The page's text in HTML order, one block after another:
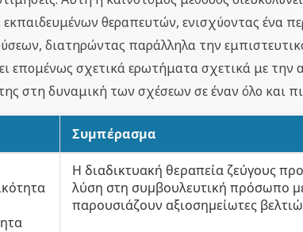
θεραπευτών, ενισχύοντας ένα
διατηρώντας παράλληλα την
επομένως σχετικά ερωτήματα σχετικά με
στη δυναμική των σχέσεων σε έναν όλο και
Συμπέρασμα
Η διαδικτυακή θεραπεία ζεύγους
λύση στη συμβουλευτική πρόσωπο
παρουσιάζουν αξιοσημείωτες